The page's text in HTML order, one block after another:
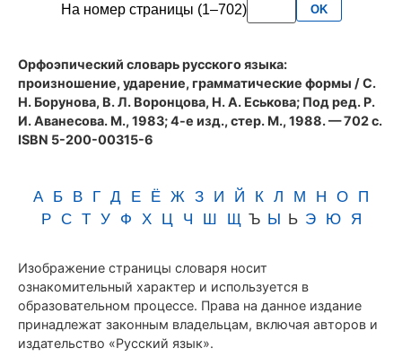
АванесоваНа номер страницы (1–702) OK
Орфоэпический словарь русского языка:
произношение, ударение, грамматические формы / С.
Н. Борунова, В. Л. Воронцова, Н. А. Еськова; Под ред. Р.
И. Аванесова. М., 1983; 4-е изд., стер. М., 1988. — 702 с.
ISBN 5-200-00315-6
А Б В Г Д Е Ё Ж З И Й К Л М Н О П
Р С Т У Ф Х Ц Ч Ш Щ Ъ Ы Ь Э Ю Я
Изображение страницы словаря носит
ознакомительный характер и используется в
образовательном процессе. Права на данное издание
принадлежат законным владельцам, включая авторов и
издательство «Русский язык».